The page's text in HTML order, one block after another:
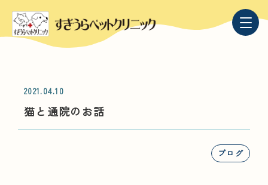
2021.04.10
猫と通院のお話
ブログ